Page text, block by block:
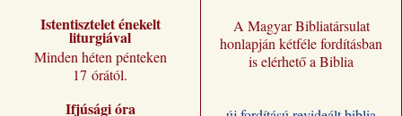
Istentisztelet énekelt
liturgiával
Minden héten pénteken
17 órától.
Ifjúsági óra
A Magyar Bibliatársulat
honlapján kétféle fordításban
is elérhető a Biblia